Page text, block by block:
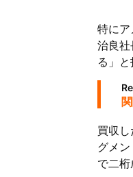
特に
治良
る」
買収
グメ
で二桁